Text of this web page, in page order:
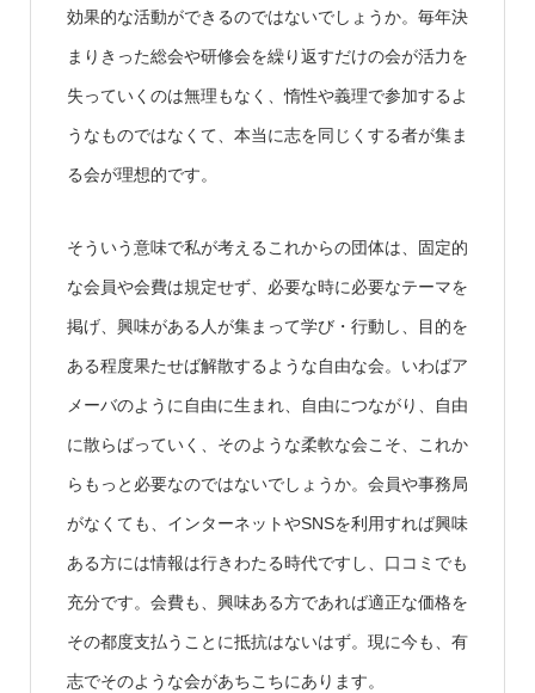
効果的な活動ができるのではないでしょうか。毎年決
まりきった総会や研修会を繰り返すだけの会が活力を
失っていくのは無理もなく、惰性や義理で参加するよ
うなものではなくて、本当に志を同じくする者が集ま
る会が理想的です。
そういう意味で私が考えるこれからの団体は、固定的
な会員や会費は規定せず、必要な時に必要なテーマを
掲げ、興味がある人が集まって学び・行動し、目的を
ある程度果たせば解散するような自由な会。いわばア
メーバのように自由に生まれ、自由につながり、自由
に散らばっていく、そのような柔軟な会こそ、これか
らもっと必要なのではないでしょうか。会員や事務局
がなくても、インターネットやSNSを利用すれば興味
ある方には情報は行きわたる時代ですし、口コミでも
充分です。会費も、興味ある方であれば適正な価格を
その都度支払うことに抵抗はないはず。現に今も、有
志でそのような会があちこちにあります。